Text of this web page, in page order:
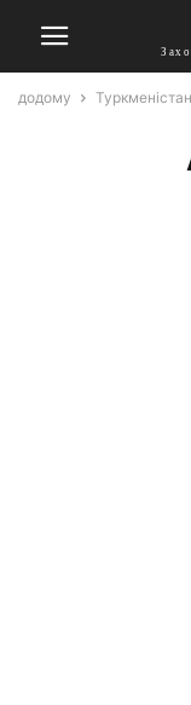
додому Туркменістан